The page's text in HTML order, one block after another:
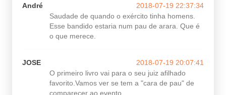
André
2018-07-19 22:37:34
Saudade de quando o exército tinha homens.
Esse bandido estaria num pau de arara. Que é
o que merece.
JOSE
2018-07-19 20:07:41
O primeiro livro vai para o seu juiz afilhado
favorito.Vamos ver se tem a "cara de pau" de
comparecer ao evento.